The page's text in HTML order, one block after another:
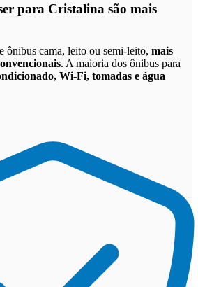
para Cristalina são mais
ônibus cama, leito ou semi-leito, mais
. A maioria dos ônibus para
Wi-Fi, tomadas e água